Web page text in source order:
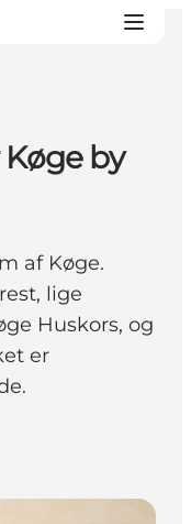
by
af Køge.
lige
Huskors, og
er